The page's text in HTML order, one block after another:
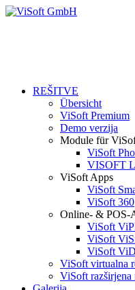
REŠITVE
Übersicht
ViSoft Premium
Demo verzija
Module für
ViSoft
VISOFT
ViSoft Apps
ViSoft
ViSoft 360
Online- & POS-
ViSoft
ViSoft
ViSoft
ViSoft virtualna
ViSoft razširjena